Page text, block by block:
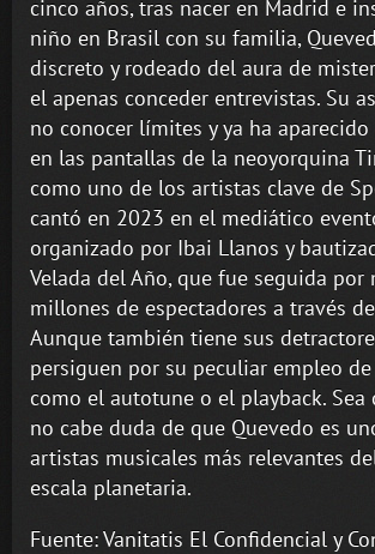
cinco años, tras nacer en Madrid e
niño en Brasil con su familia,
discreto y rodeado del aura de
el apenas conceder entrevistas. Su
no conocer límites y ya ha
en las pantallas de la neoyorquina
como uno de los artistas clave de
cantó en 2023 en el mediático
organizado por Ibai Llanos y
Velada del Año, que fue seguida por
millones de espectadores a través
Aunque también tiene sus
persiguen por su peculiar empleo
como el autotune o el playback. Sea
no cabe duda de que Quevedo es
artistas musicales más relevantes
escala planetaria.
Fuente: Vanitatis El Confidencial y